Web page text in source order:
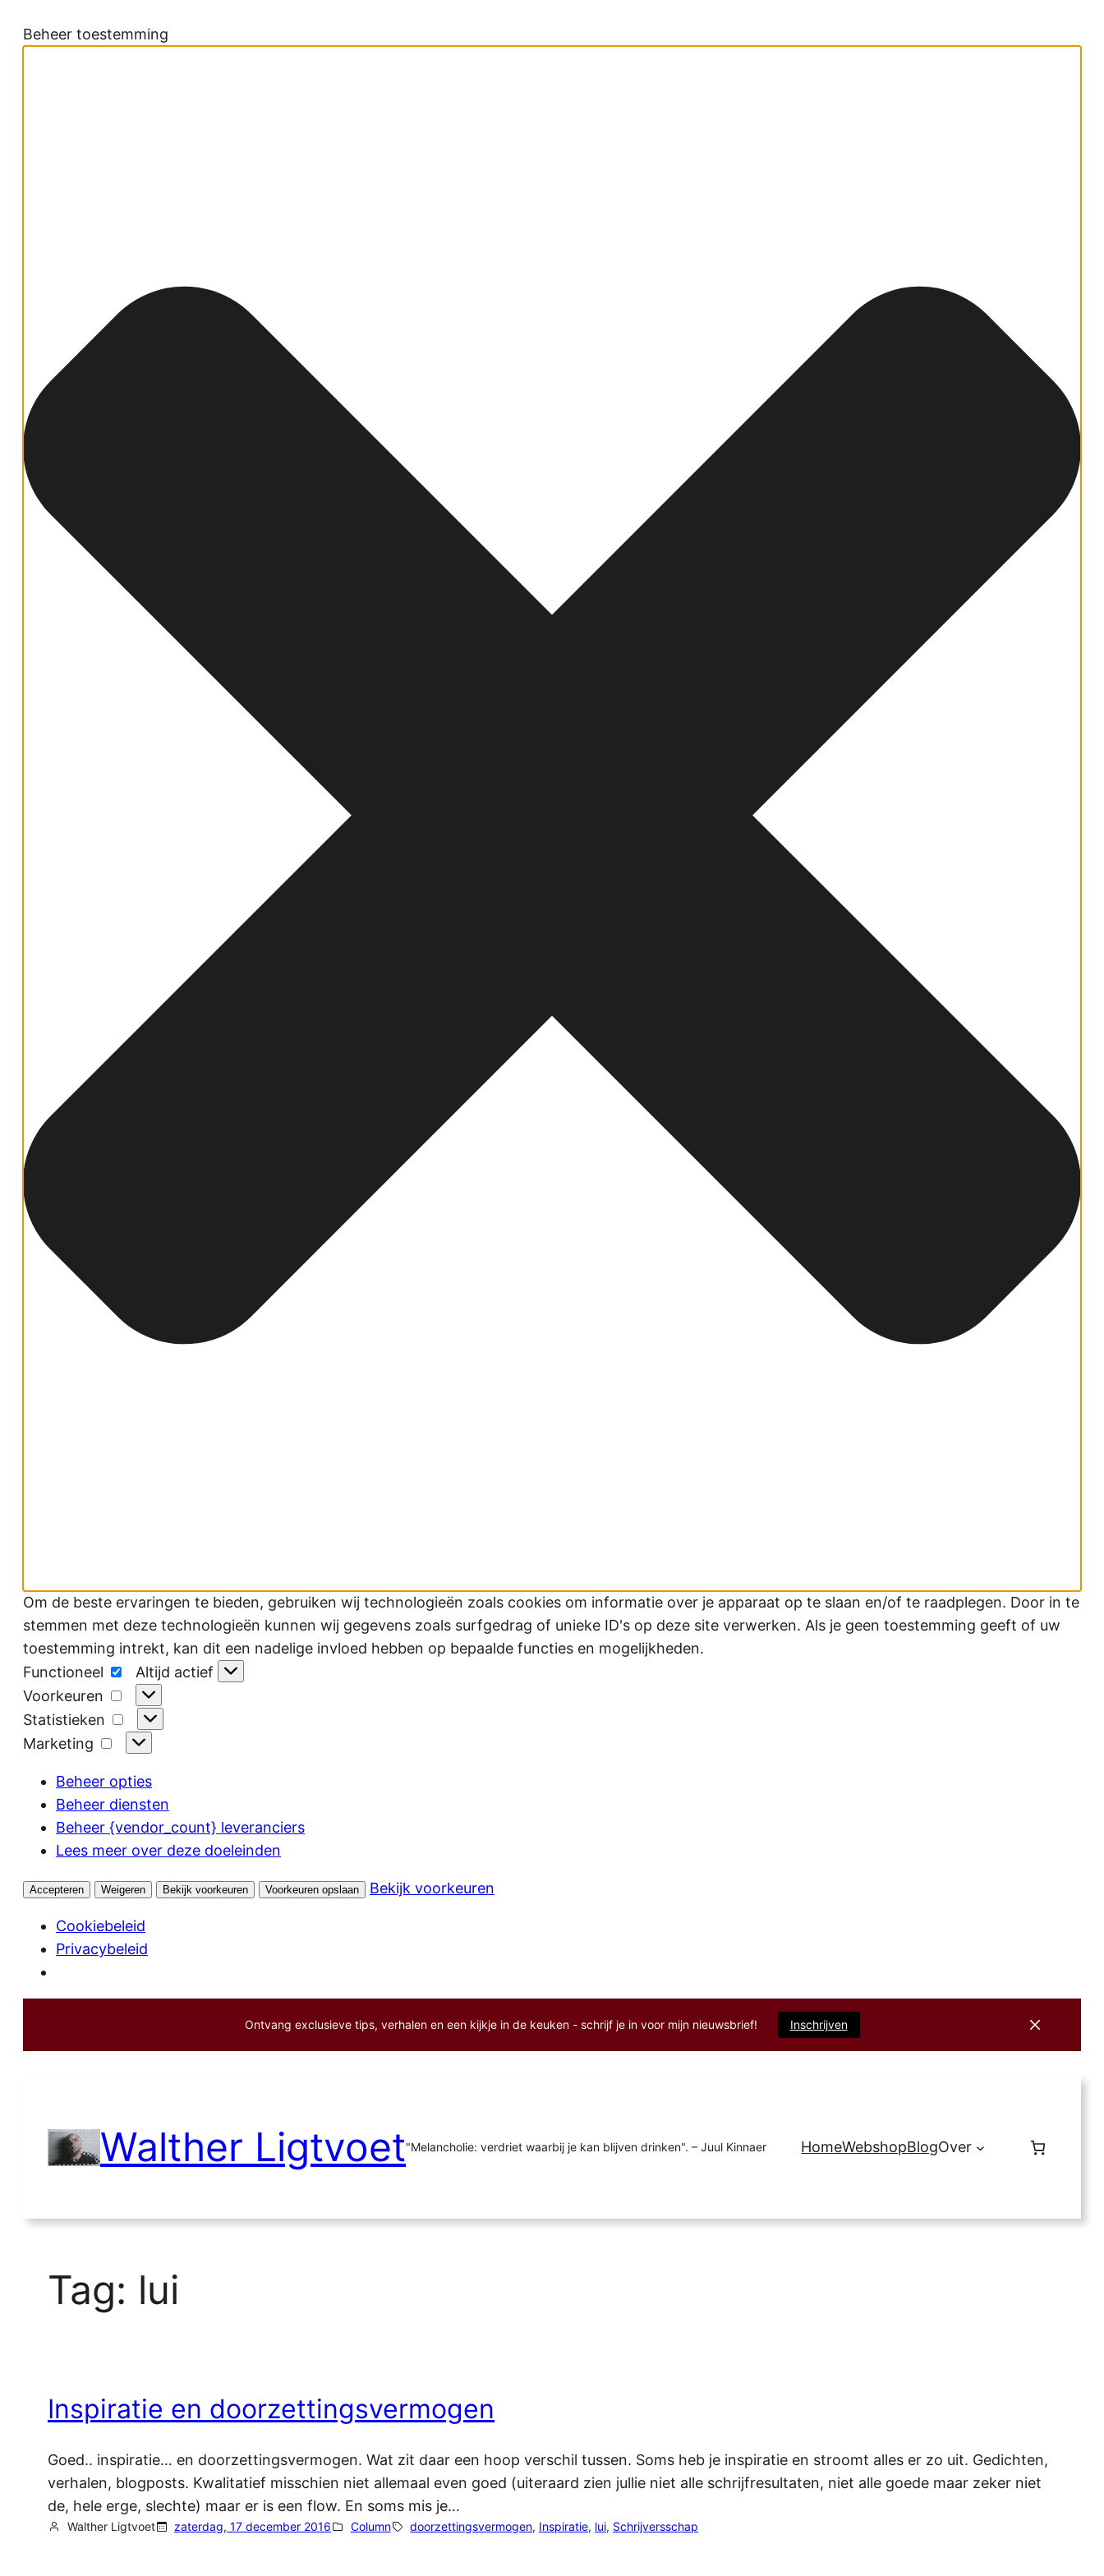
Beheer toestemming
Om de beste ervaringen te bieden, gebruiken wij technologieën zoals cookies om informatie over je apparaat op te slaan en/of te raadplegen. Door in te
stemmen met deze technologieën kunnen wij gegevens zoals surfgedrag of unieke ID's op deze site verwerken. Als je geen toestemming geeft of uw
toestemming intrekt, kan dit een nadelige invloed hebben op bepaalde functies en mogelijkheden.
Functioneel
Functioneel
Altijd actief
Voorkeuren
Voorkeuren
Statistieken
Statistieken
Marketing
Marketing
Beheer opties
Beheer diensten
Beheer {vendor_count} leveranciers
Lees meer over deze doeleinden
Accepteren Weigeren Bekijk voorkeuren Voorkeuren opslaan Bekijk voorkeuren
Cookiebeleid
Privacybeleid
Ontvang exclusieve tips, verhalen en een kijkje in de keuken - schrijf je in voor mijn nieuwsbrief! Inschrijven
inhoud
Walther Ligtvoet"Melancholie: verdriet waarbij je kan blijven drinken". – Juul Kinnaer HomeWebshopBlogOver
Tag: lui
Inspiratie en doorzettingsvermogen
Goed.. inspiratie… en doorzettingsvermogen. Wat zit daar een hoop verschil tussen. Soms heb je inspiratie en stroomt alles er zo uit. Gedichten,
verhalen, blogposts. Kwalitatief misschien niet allemaal even goed (uiteraard zien jullie niet alle schrijfresultaten, niet alle goede maar zeker niet
de, hele erge, slechte) maar er is een flow. En soms mis je…
Walther Ligtvoet zaterdag, 17 december 2016 Column doorzettingsvermogen, Inspiratie, lui, Schrijversschap